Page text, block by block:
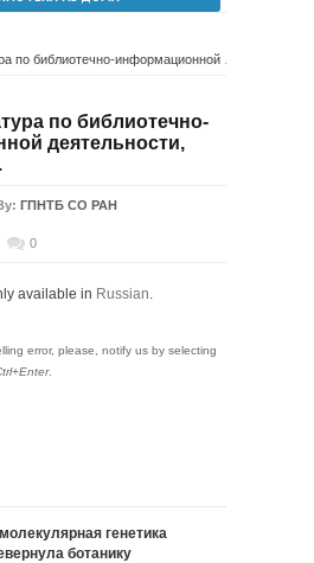
по библиотечно-
деятельности,
ГПНТБ СО РАН
0
available in Russian.
error, please, notify us by selecting
.
генетика
ботанику